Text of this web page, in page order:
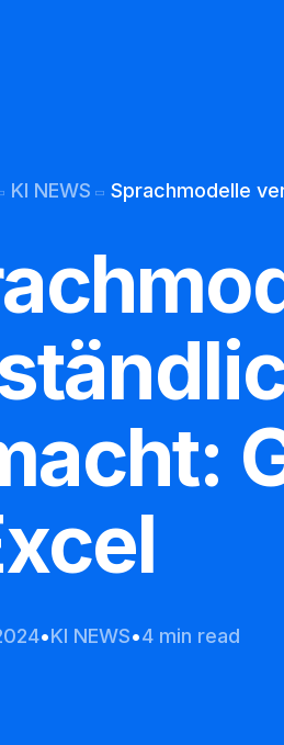
Übersetzung per Bot
Chatbot E mail
Chatbot Webseite
Chatbot Telefon
KI NEWS Sprachmodelle
KI NEWS 4 min read